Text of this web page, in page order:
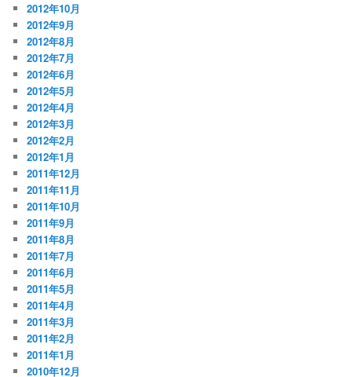
2012年10月
2012年9月
2012年8月
2012年7月
2012年6月
2012年5月
2012年4月
2012年3月
2012年2月
2012年1月
2011年12月
2011年11月
2011年10月
2011年9月
2011年8月
2011年7月
2011年6月
2011年5月
2011年4月
2011年3月
2011年2月
2011年1月
2010年12月